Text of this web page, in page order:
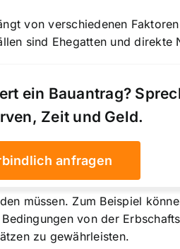
von verschiedenen
sind Ehegatten und
ein Bauantrag?
Zeit und Geld.
anfragen
müssen. Zum Beispiel
von der
zu gewährleisten.